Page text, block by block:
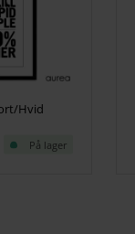
Hvid
På lager